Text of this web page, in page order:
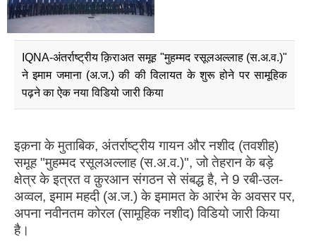
IQNA-अंतर्राष्ट्रीय क़िराअत समूह "मुहम्मद रसूलअल्लाह (स.अ.व.)"
ने इमाम जमाना (अ.ज.) की की विलायत के शुरू होने पर सामूहिक
पढ़ने का ऐक नया विडियो जारी किया
इक़ना के मुताबिक, अंतर्राष्ट्रीय गायन और नशीद (तवशीह)
समूह "मुहम्मद रसूलअल्लाह (स.अ.व.)", जो तेहरान के बड़े
क्षेत्र के इत्रत व क़ुरआन संगठन से संबद्ध है, ने 9 रबी-उल-
अव्वल, इमाम महदी (अ.ज.) के इमामत के आरंभ के अवसर पर,
अपना नवीनतम कोरल (सामूहिक नशीद) विडियो जारी किया
है।